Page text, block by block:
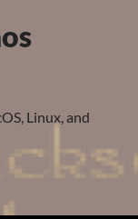
Linux, and